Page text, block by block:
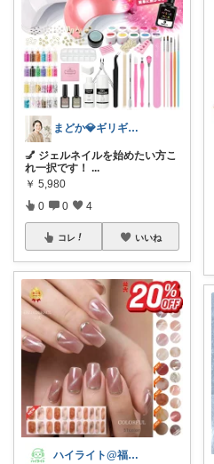
まどか💎ギリギリアラサーOL
💅 ジェルネイルを始めたい方こ
れ一択です！ ...
￥ 5,980
0 0 4
コレ いいね
ハイライト@福岡男児35歳で二児のパパ